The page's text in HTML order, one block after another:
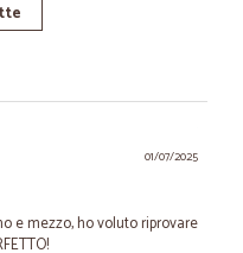
01/07/2025
e mezzo, ho voluto riprovare